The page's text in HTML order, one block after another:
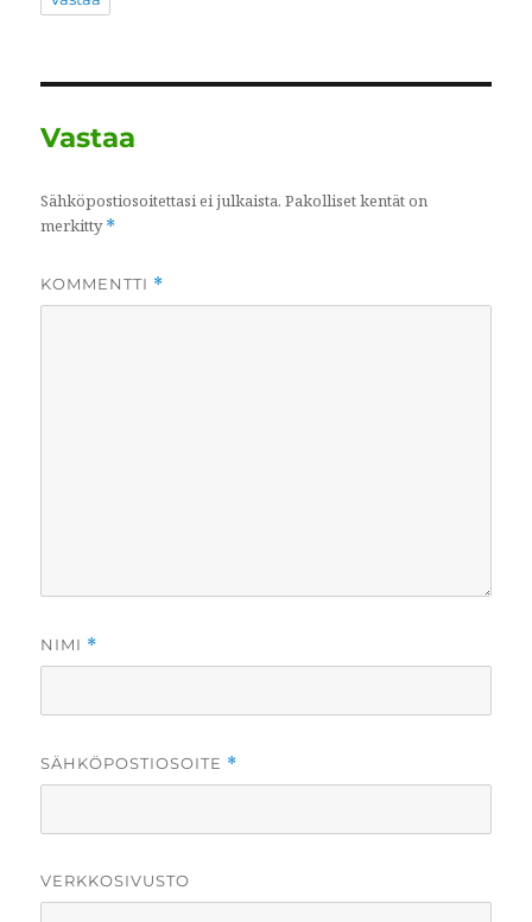
Vastaa
Sähköpostiosoitettasi ei julkaista. Pakolliset kentät on
merkitty*
KOMMENTTI *
NIMI *
SÄHKÖPOSTIOSOITE *
VERKKOSIVUSTO